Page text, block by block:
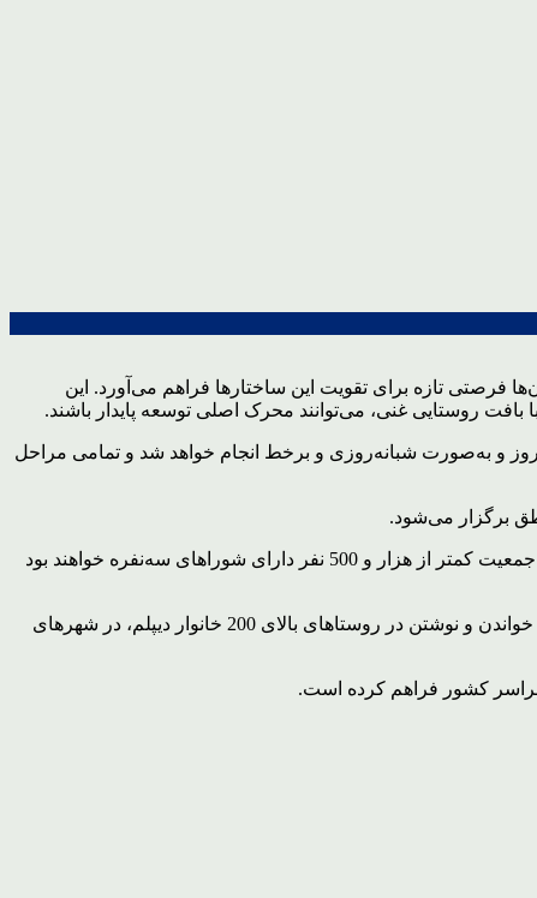
فرصتی تازه برای تقویت این ساختارها فراهم می‌آورد. این
روستایی غنی، می‌توانند محرک اصلی توسعه پایدار باشند.
در این باره گفت : ثبت‌نام داوطلبان شوراهای روستایی از روز 24 تا 30 بهمن‌ به مدت هفت روز و به‌صورت شبانه‌روزی و برخط انجام خواهد شد و تمامی مراحل
پورعلی با اشاره به ترکیب شوراهای روستایی گفت: 52 روستا با جمعیت بالای هزار و 500 نفر دارای شوراهای پنج‌نفره و هزار و 501 روستا با جمعیت کمتر از هزار و 500 نفر دارای شوراهای سه‌نفره خواهند بود
معاون سیاسی استانداری لرستان درباره شرایط داوطلبان بیان کرد: حداقل مدرک تحصیلی برای نامزدی در روستاهای زیر 200 خانوار، سواد خواندن و نوشتن در روستاهای بالای 200 خانوار دیپلم، در شهرهای
کشور فراهم کرده است.